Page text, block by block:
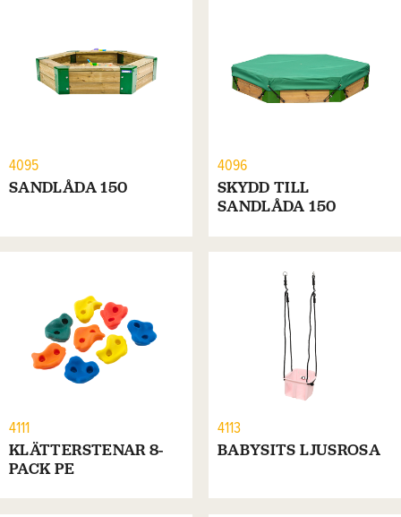
4095
SANDLÅDA 150
4096
SKYDD TILL
SANDLÅDA 150
4111
KLÄTTERSTENAR 8-
PACK PE
4113
BABYSITS LJUSROSA